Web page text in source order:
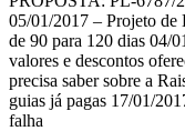
05/01/2017 – Projeto
de 90 para 120 dias
valores e descontos
precisa saber sobre a
guias já pagas 17/01/
falha